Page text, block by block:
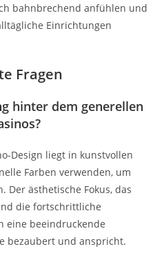
bahnbrechend anfühlen und
Einrichtungen
Fragen
hinter dem generellen
Design liegt in kunstvollen
Farben verwenden, um
Der ästhetische Fokus, das
die fortschrittliche
eine beeindruckende
bezaubert und anspricht.